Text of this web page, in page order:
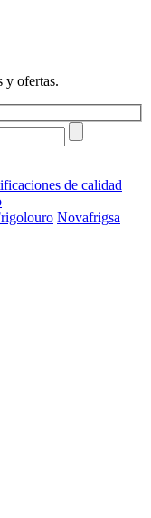
y ofertas.
de calidad
Novafrigsa